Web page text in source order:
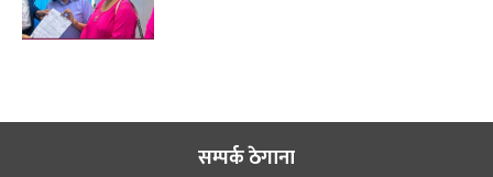
सम्पर्क ठेगाना